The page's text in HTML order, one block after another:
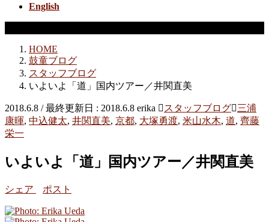
English
HOME
鼓童ブログ
スタッフブログ
いよいよ「道」国内ツアー／井関直美
2018.6.8 / 最終更新日 : 2018.6.8 erika スタッフブログ
三浦
康暉, 中込健太, 井関直美, 京都, 大塚勇渡, 米山水木, 道, 齊藤
栄一
いよいよ「道」国内ツアー／井関直美
シェア ポスト